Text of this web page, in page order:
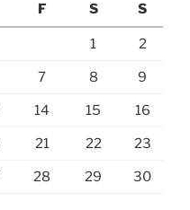
F S S
1 2
7 8 9
14 15 16
21 22 23
28 29 30